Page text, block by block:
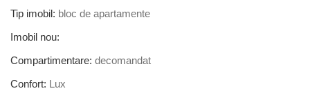
Tip imobil: bloc de apartamente
Imobil nou:
Compartimentare: decomandat
Confort: Lux